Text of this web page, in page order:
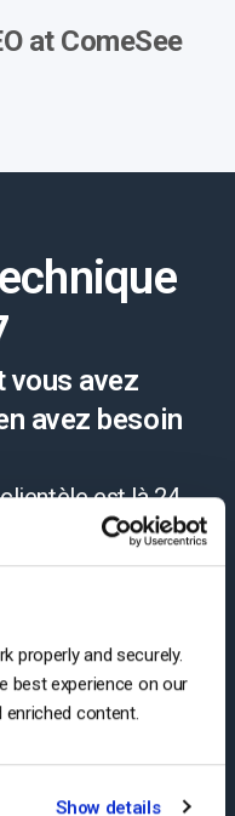
properly and securely.
best experience on our
enriched content.
Show details
at ComeSee
vous avez
avez besoin
est là 24
pour vous aider
votre solution de
accès à une
et à une
professionnels